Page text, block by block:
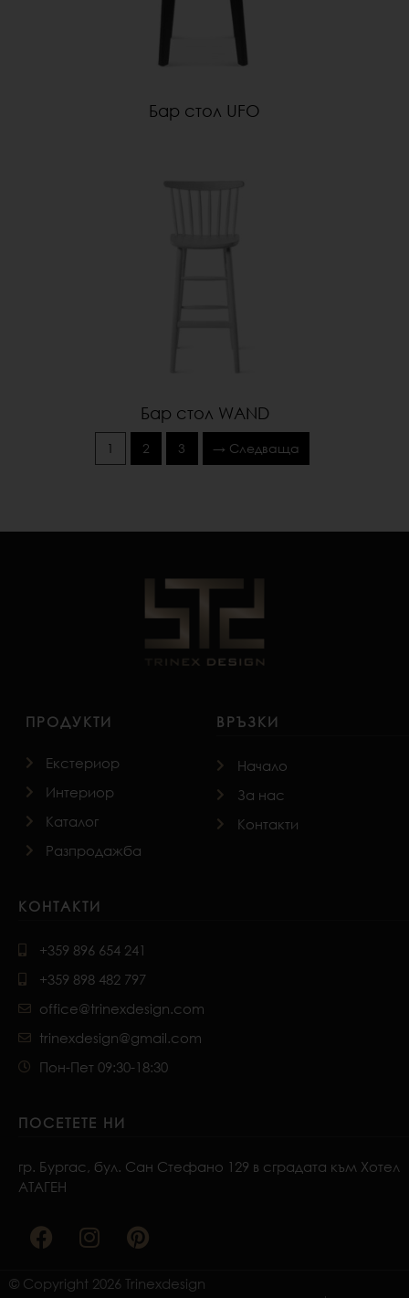
Бар стол UFO
Бар стол WAND
1 2 3 → Следваща
ПРОДУКТИ
Екстериор
Интериор
Каталог
Разпродажба
ВРЪЗКИ
Начало
За нас
Контакти
КОНТАКТИ
+359 896 654 241
+359 898 482 797
office@trinexdesign.com
trinexdesign@gmail.com
Пон-Пет 09:30-18:30
ПОСЕТЕТЕ НИ
гр. Бургас, бул. Сан Стефано 129 в сградата към Хотел
АТАГЕН
a
c
e
n
s
t
i
n
t
© Copyright 2026 Trinexdesign